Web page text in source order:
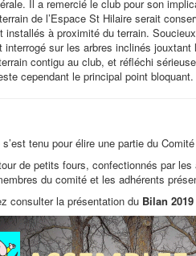
Il a remercié le club pour son
de l’Espace St Hilaire serait
installés à proximité du terrain.
interrogé sur les arbres inclinés jouxtant
contigu au club, et réfléchi
cependant le principal point bloquant.
tenu pour élire une partie du
de petits fours, confectionnés par
du comité et les adhérents
consulter la présentation du Bilan 2019